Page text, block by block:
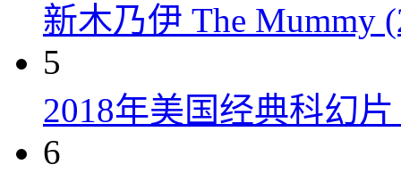
新木乃伊 The Mummy
5
2018年美国经典科幻
6